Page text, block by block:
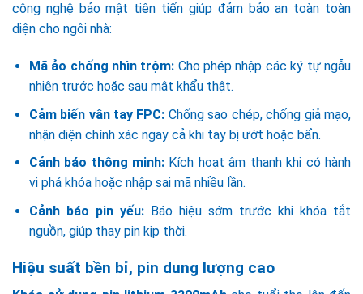
công nghệ bảo mật tiên tiến giúp đảm bảo an toàn toàn
diện cho ngôi nhà:
Mã ảo chống nhìn trộm: Cho phép nhập các ký tự ngẫu
nhiên trước hoặc sau mật khẩu thật.
Cảm biến vân tay FPC: Chống sao chép, chống giả mạo,
nhận diện chính xác ngay cả khi tay bị ướt hoặc bẩn.
Cảnh báo thông minh: Kích hoạt âm thanh khi có hành
vi phá khóa hoặc nhập sai mã nhiều lần.
Cảnh báo pin yếu:Báo hiệu sớm trước khi khóa tắt
nguồn, giúp thay pin kịp thời.
Hiệu suất bền bỉ, pin dung lượng cao